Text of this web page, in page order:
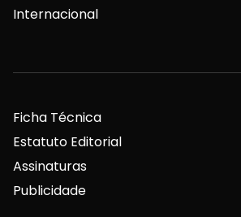
Internacional
Ficha Técnica
Estatuto Editorial
Assinaturas
Publicidade